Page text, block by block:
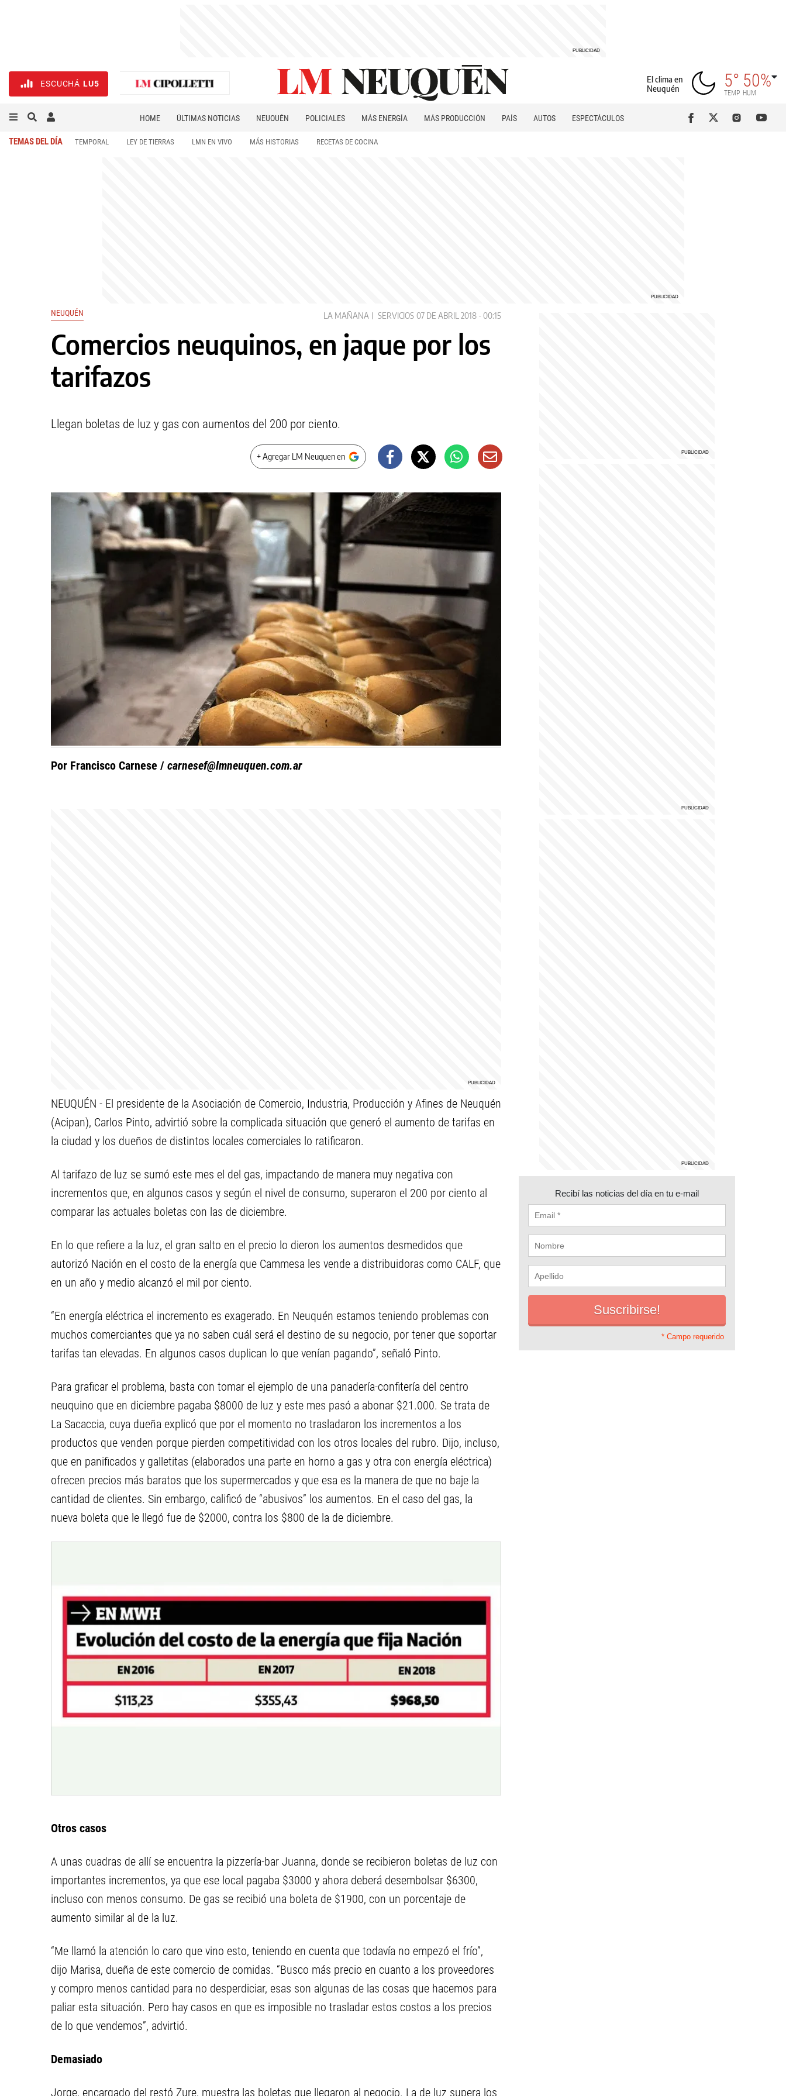
ESCUCHÁ LU5
El clima en
Neuquén
5°
TEMP
50%
HUM
HOME ÚLTIMAS NOTICIAS NEUQUÉN POLICIALES MÁS ENERGÍA MÁS PRODUCCIÓN PAÍS AUTOS
ESPECTÁCULOS
TEMAS DEL DÍA TEMPORAL LEY DE TIERRAS LMN EN VIVO MÁS HISTORIAS RECETAS DE COCINA
NEUQUÉN LA MAÑANA SERVICIOS 07 DE ABRIL 2018 - 00:15
Comercios neuquinos, en jaque por los
tarifazos
Llegan boletas de luz y gas con aumentos del 200 por ciento.
+ Agregar LM Neuquen en
Por Francisco Carnese / carnesef@lmneuquen.com.ar
NEUQUÉN - El presidente de la Asociación de Comercio, Industria, Producción y Afines de Neuquén
(Acipan), Carlos Pinto, advirtió sobre la complicada situación que generó el aumento de tarifas en
la ciudad y los dueños de distintos locales comerciales lo ratificaron.
Al tarifazo de luz se sumó este mes el del gas, impactando de manera muy negativa con
incrementos que, en algunos casos y según el nivel de consumo, superaron el 200 por ciento al
comparar las actuales boletas con las de diciembre.
En lo que refiere a la luz, el gran salto en el precio lo dieron los aumentos desmedidos que
autorizó Nación en el costo de la energía que Cammesa les vende a distribuidoras como CALF, que
en un año y medio alcanzó el mil por ciento.
“En energía eléctrica el incremento es exagerado. En Neuquén estamos teniendo problemas con
muchos comerciantes que ya no saben cuál será el destino de su negocio, por tener que soportar
tarifas tan elevadas. En algunos casos duplican lo que venían pagando”, señaló Pinto.
Para graficar el problema, basta con tomar el ejemplo de una panadería-confitería del centro
neuquino que en diciembre pagaba $8000 de luz y este mes pasó a abonar $21.000. Se trata de
La Sacaccia, cuya dueña explicó que por el momento no trasladaron los incrementos a los
productos que venden porque pierden competitividad con los otros locales del rubro. Dijo, incluso,
que en panificados y galletitas (elaborados una parte en horno a gas y otra con energía eléctrica)
ofrecen precios más baratos que los supermercados y que esa es la manera de que no baje la
cantidad de clientes. Sin embargo, calificó de “abusivos” los aumentos. En el caso del gas, la
nueva boleta que le llegó fue de $2000, contra los $800 de la de diciembre.
Otros casos
A unas cuadras de allí se encuentra la pizzería-bar Juanna, donde se recibieron boletas de luz con
importantes incrementos, ya que ese local pagaba $3000 y ahora deberá desembolsar $6300,
incluso con menos consumo. De gas se recibió una boleta de $1900, con un porcentaje de
aumento similar al de la luz.
“Me llamó la atención lo caro que vino esto, teniendo en cuenta que todavía no empezó el frío”,
dijo Marisa, dueña de este comercio de comidas. “Busco más precio en cuanto a los proveedores
y compro menos cantidad para no desperdiciar, esas son algunas de las cosas que hacemos para
paliar esta situación. Pero hay casos en que es imposible no trasladar estos costos a los precios
de lo que vendemos”, advirtió.
Demasiado
Jorge, encargado del restó Zure, muestra las boletas que llegaron al negocio. La de luz supera los
Recibí las noticias del día en tu e-mail
* Campo requerido